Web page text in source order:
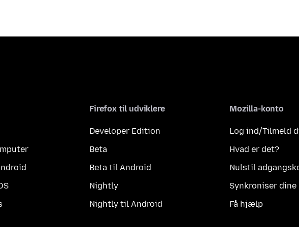
Firefox til udviklere
Developer Edition
Beta
Beta til Android
Nightly
Nightly til Android
Mozilla-konto
Log ind/Tilmeld
Hvad er det?
Nulstil
Synkroniser dine
Få hjælp